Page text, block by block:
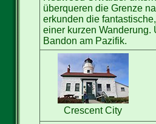
überqueren die Grenze
erkunden die
einer kurzen Wanderung.
Bandon am Pazifik.
Crescent City